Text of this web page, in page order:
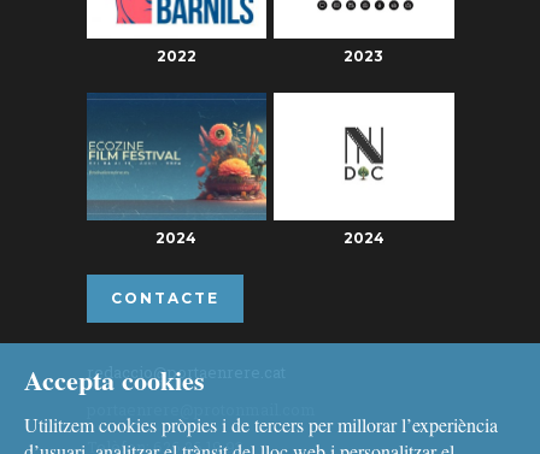
2022 2023
2024 2024
CONTACTE
redaccio@portaenrere.cat
Telèfon: 626 26 19 93
Accepta cookies
Utilitzem cookies pròpies i de tercers per millorar l’experiència